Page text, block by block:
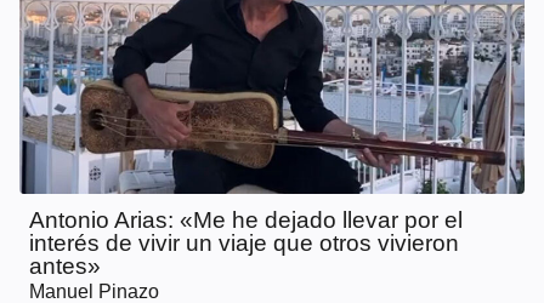
Antonio Arias: «Me he dejado llevar por el
interés de vivir un viaje que otros vivieron
antes»
Manuel Pinazo